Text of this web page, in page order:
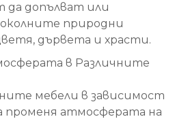
да допълват или
природни
дървета и храсти.
в Различните
мебели в зависимост
променя атмосферата на